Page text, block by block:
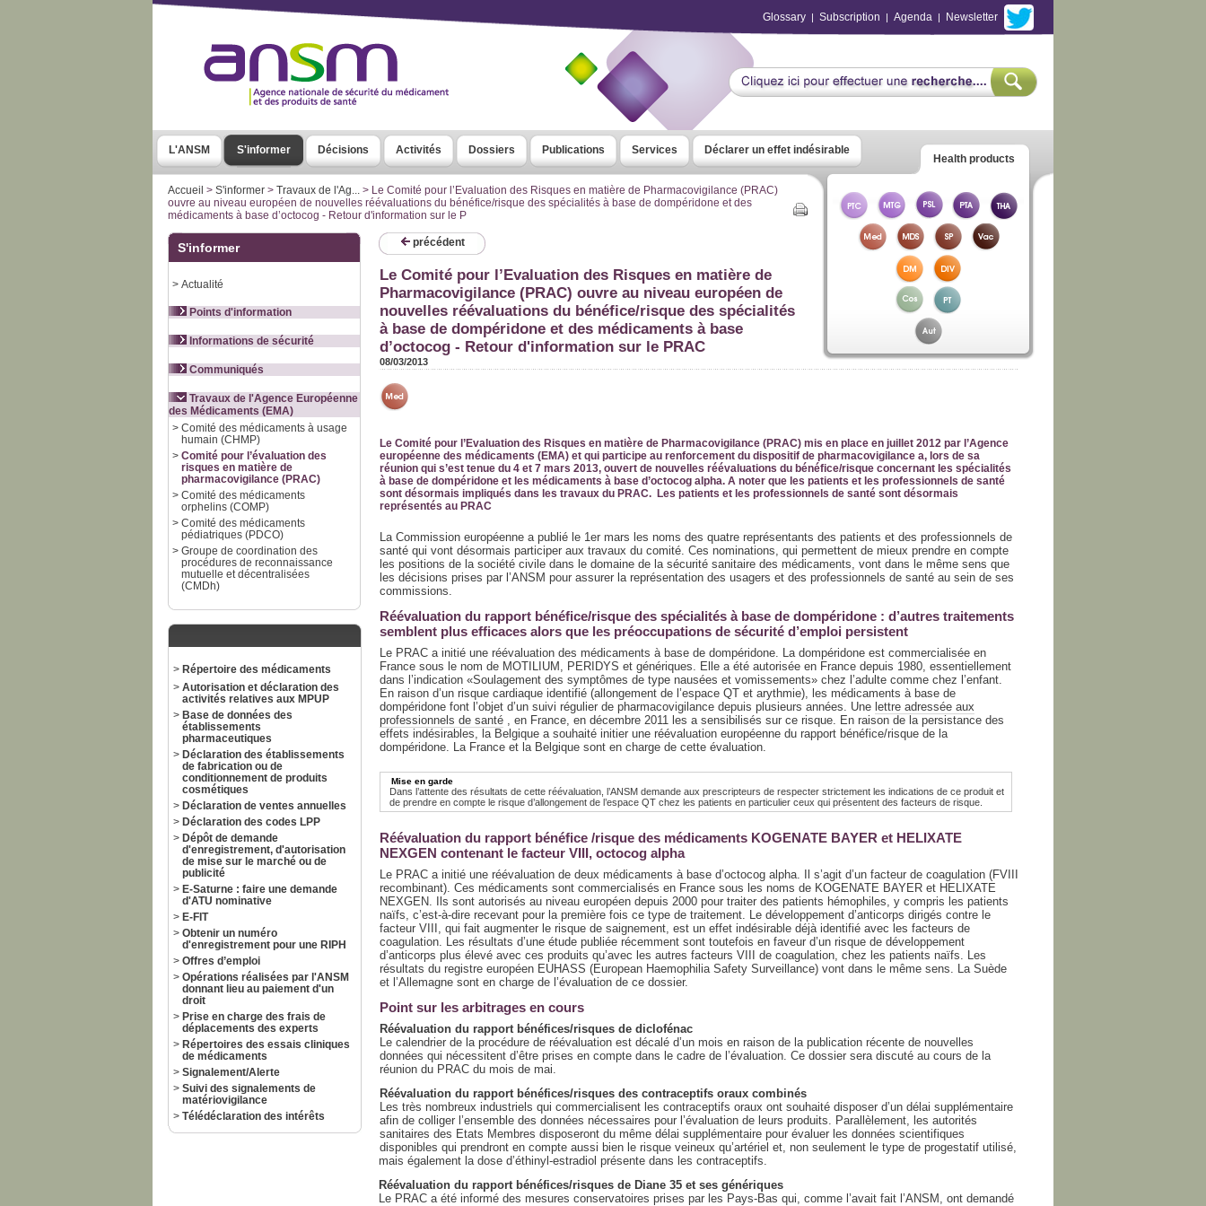
Glossary | Subscription | Agenda | Newsletter
Health products
L'ANSM S'informer Décisions Activités Dossiers Publications Services Déclarer un effet indésirable
Accueil > S'informer > Travaux de l'Ag... > Le Comité pour l’Evaluation des Risques en matière de Pharmacovigilance (PRAC)
ouvre au niveau européen de nouvelles réévaluations du bénéfice/risque des spécialités à base de dompéridone et des
médicaments à base d’octocog - Retour d'information sur le P
S'informer
> Actualité
Points d'information
Informations de sécurité
Communiqués
Travaux de l'Agence Européenne
des Médicaments (EMA)
> Comité des médicaments à usage
humain (CHMP)
> Comité pour l’évaluation des
risques en matière de
pharmacovigilance (PRAC)
> Comité des médicaments
orphelins (COMP)
> Comité des médicaments
pédiatriques (PDCO)
> Groupe de coordination des
procédures de reconnaissance
mutuelle et décentralisées
(CMDh)
> Répertoire des médicaments
> Autorisation et déclaration des
activités relatives aux MPUP
> Base de données des
établissements
pharmaceutiques
> Déclaration des établissements
de fabrication ou de
conditionnement de produits
cosmétiques
> Déclaration de ventes annuelles
> Déclaration des codes LPP
> Dépôt de demande
d'enregistrement, d'autorisation
de mise sur le marché ou de
publicité
> E-Saturne : faire une demande
d'ATU nominative
> E-FIT
> Obtenir un numéro
d'enregistrement pour une RIPH
> Offres d’emploi
> Opérations réalisées par l'ANSM
donnant lieu au paiement d'un
droit
> Prise en charge des frais de
déplacements des experts
> Répertoires des essais cliniques
de médicaments
> Signalement/Alerte
> Suivi des signalements de
matériovigilance
> Télédéclaration des intérêts
précédent
Le Comité pour l’Evaluation des Risques en matière de
Pharmacovigilance (PRAC) ouvre au niveau européen de
nouvelles réévaluations du bénéfice/risque des spécialités
à base de dompéridone et des médicaments à base
d’octocog - Retour d'information sur le PRAC
08/03/2013
Le Comité pour l’Evaluation des Risques en matière de Pharmacovigilance (PRAC) mis en place en juillet 2012 par l’Agence
européenne des médicaments (EMA) et qui participe au renforcement du dispositif de pharmacovigilance a, lors de sa
réunion qui s’est tenue du 4 et 7 mars 2013, ouvert de nouvelles réévaluations du bénéfice/risque concernant les spécialités
à base de dompéridone et les médicaments à base d’octocog alpha. A noter que les patients et les professionnels de santé
sont désormais impliqués dans les travaux du PRAC. Les patients et les professionnels de santé sont désormais
représentés au PRAC
La Commission européenne a publié le 1er mars les noms des quatre représentants des patients et des professionnels de
santé qui vont désormais participer aux travaux du comité. Ces nominations, qui permettent de mieux prendre en compte
les positions de la société civile dans le domaine de la sécurité sanitaire des médicaments, vont dans le même sens que
les décisions prises par l’ANSM pour assurer la représentation des usagers et des professionnels de santé au sein de ses
commissions.
Réévaluation du rapport bénéfice/risque des spécialités à base de dompéridone : d’autres traitements
semblent plus efficaces alors que les préoccupations de sécurité d’emploi persistent
Le PRAC a initié une réévaluation des médicaments à base de dompéridone. La dompéridone est commercialisée en
France sous le nom de MOTILIUM, PERIDYS et génériques. Elle a été autorisée en France depuis 1980, essentiellement
dans l’indication «Soulagement des symptômes de type nausées et vomissements» chez l’adulte comme chez l’enfant.
En raison d’un risque cardiaque identifié (allongement de l’espace QT et arythmie), les médicaments à base de
dompéridone font l’objet d’un suivi régulier de pharmacovigilance depuis plusieurs années. Une lettre adressée aux
professionnels de santé , en France, en décembre 2011 les a sensibilisés sur ce risque. En raison de la persistance des
effets indésirables, la Belgique a souhaité initier une réévaluation européenne du rapport bénéfice/risque de la
dompéridone. La France et la Belgique sont en charge de cette évaluation.
Mise en garde
Dans l’attente des résultats de cette réévaluation, l’ANSM demande aux prescripteurs de respecter strictement les indications de ce produit et
de prendre en compte le risque d’allongement de l’espace QT chez les patients en particulier ceux qui présentent des facteurs de risque.
Réévaluation du rapport bénéfice /risque des médicaments KOGENATE BAYER et HELIXATE
NEXGEN contenant le facteur VIII, octocog alpha
Le PRAC a initié une réévaluation de deux médicaments à base d’octocog alpha. Il s’agit d’un facteur de coagulation (FVIII
recombinant). Ces médicaments sont commercialisés en France sous les noms de KOGENATE BAYER et HELIXATE
NEXGEN. Ils sont autorisés au niveau européen depuis 2000 pour traiter des patients hémophiles, y compris les patients
naïfs, c’est-à-dire recevant pour la première fois ce type de traitement. Le développement d’anticorps dirigés contre le
facteur VIII, qui fait augmenter le risque de saignement, est un effet indésirable déjà identifié avec les facteurs de
coagulation. Les résultats d’une étude publiée récemment sont toutefois en faveur d’un risque de développement
d’anticorps plus élevé avec ces produits qu’avec les autres facteurs VIII de coagulation, chez les patients naïfs. Les
résultats du registre européen EUHASS (European Haemophilia Safety Surveillance) vont dans le même sens. La Suède
et l’Allemagne sont en charge de l’évaluation de ce dossier.
Point sur les arbitrages en cours
Réévaluation du rapport bénéfices/risques de diclofénac
Le calendrier de la procédure de réévaluation est décalé d’un mois en raison de la publication récente de nouvelles
données qui nécessitent d’être prises en compte dans le cadre de l’évaluation. Ce dossier sera discuté au cours de la
réunion du PRAC du mois de mai.
Réévaluation du rapport bénéfices/risques des contraceptifs oraux combinés
Les très nombreux industriels qui commercialisent les contraceptifs oraux ont souhaité disposer d’un délai supplémentaire
afin de colliger l’ensemble des données nécessaires pour l’évaluation de leurs produits. Parallèlement, les autorités
sanitaires des Etats Membres disposeront du même délai supplémentaire pour évaluer les données scientifiques
disponibles qui prendront en compte aussi bien le risque veineux qu’artériel et, non seulement le type de progestatif utilisé,
mais également la dose d’éthinyl-estradiol présente dans les contraceptifs.
Réévaluation du rapport bénéfices/risques de Diane 35 et ses génériques
Le PRAC a été informé des mesures conservatoires prises par les Pays-Bas qui, comme l’avait fait l’ANSM, ont demandé